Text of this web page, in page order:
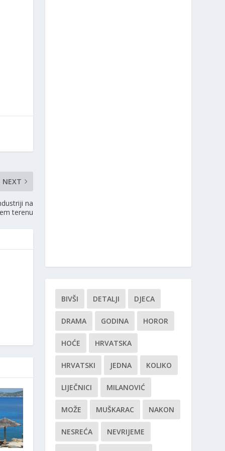
NEXT
na
terenu
BIVŠI DETALJI DJECA
DRAMA GODINA HOROR
HOĆE HRVATSKA
HRVATSKI JEDNA KOLIKO
LIJEČNICI MILANOVIĆ
MOŽE MUŠKARAC NAKON
NESREĆA NEVRIJEME